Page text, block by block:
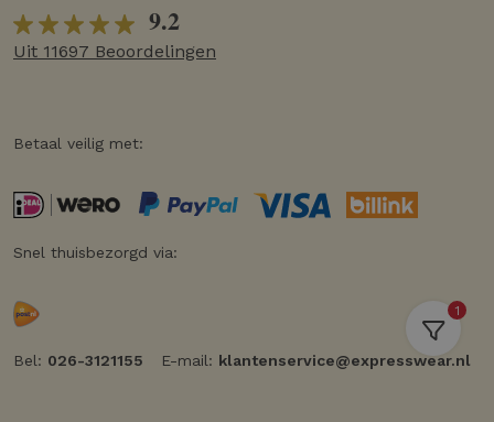
1
9.2
Uit 11697 Beoordelingen
Betaal veilig met:
Snel thuisbezorgd via:
Bel: 026-3121155 E-mail: klantenservice@expresswear.nl